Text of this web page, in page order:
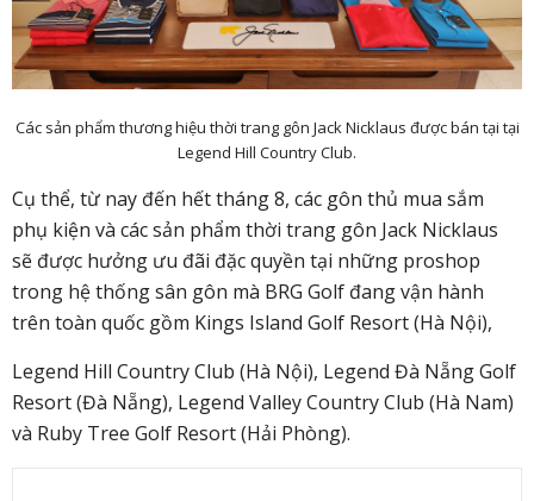
Các sản phẩm thương hiệu thời trang gôn Jack Nicklaus được bán tại tại
Legend Hill Country Club.
Cụ thể, từ nay đến hết tháng 8, các gôn thủ mua sắm
phụ kiện và các sản phẩm thời trang gôn Jack Nicklaus
sẽ được hưởng ưu đãi đặc quyền tại những proshop
trong hệ thống sân gôn mà BRG Golf đang vận hành
trên toàn quốc gồm Kings Island Golf Resort (Hà Nội),
Legend Hill Country Club (Hà Nội), Legend Đà Nẵng Golf
Resort (Đà Nẵng), Legend Valley Country Club (Hà Nam)
và Ruby Tree Golf Resort (Hải Phòng).